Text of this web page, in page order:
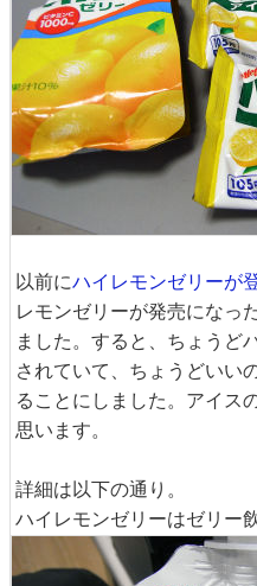
以前にハイレモンゼリーが
レモンゼリーが発売になっ
ました。すると、ちょうど
されていて、ちょうどいい
ることにしました。アイス
思います。
詳細は以下の通り。
ハイレモンゼリーはゼリー